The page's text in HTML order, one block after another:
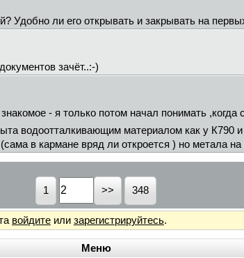
Удобно ли его открывать и закрывать на
зачёт..:-)
- я только потом начал понимать ,когда
водоотталкивающим материалом как у К790
в кармане вряд ли откроется ) но метала
1 348
войдите или зарегистрируйтесь.
Меню